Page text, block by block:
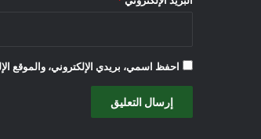
احفظ اسمي، بريدي الإلكتروني، والموقع